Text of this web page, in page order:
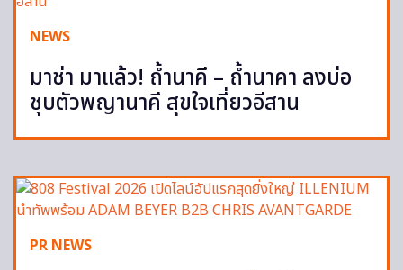
NEWS
มาช่า มาแล้ว! ถ้ำนาคี – ถ้ำนาคา ลงบ่อ
ชุบตัวพญานาคี สุขใจเที่ยวอีสาน
PR NEWS